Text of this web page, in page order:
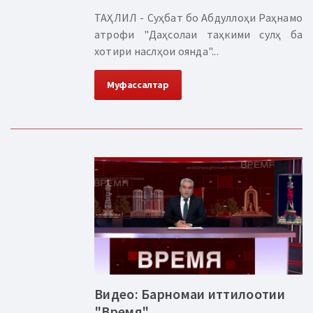
ТАҲЛИЛ - Суҳбат бо Абдуллоҳи Раҳнамо
атрофи "Даҳсолаи таҳкими сулҳ ба
хотири наслҳои оянда"...
Муфассалтар
Видео: Барномаи иттилоотии